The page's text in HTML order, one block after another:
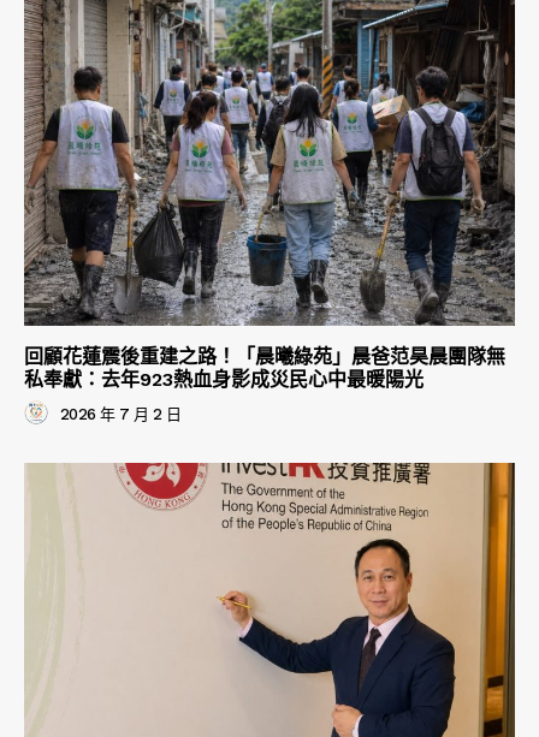
回顧花蓮震後重建之路！「晨曦綠苑」晨爸范昊晨團隊無
私奉獻：去年923熱血身影成災民心中最暖陽光
2026 年 7 月 2 日